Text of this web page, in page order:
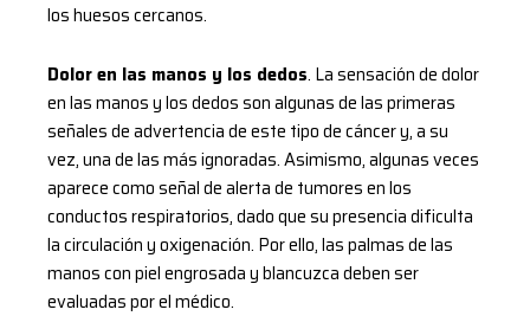
los huesos cercanos.
Dolor en las manos y los dedos. La sensación de dolor
en las manos y los dedos son algunas de las primeras
señales de advertencia de este tipo de cáncer y, a su
vez, una de las más ignoradas. Asimismo, algunas veces
aparece como señal de alerta de tumores en los
conductos respiratorios, dado que su presencia dificulta
la circulación y oxigenación. Por ello, las palmas de las
manos con piel engrosada y blancuzca deben ser
evaluadas por el médico.